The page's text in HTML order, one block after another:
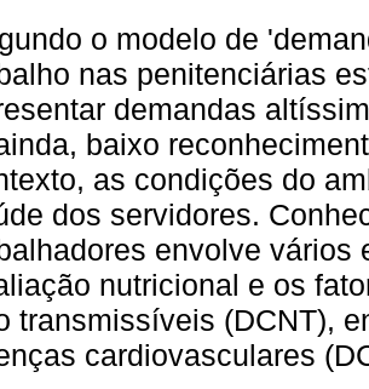
o modelo de
nas penitenciárias
demandas
baixo
as condições do
dos servidores.
envolve vários
nutricional e os
transmissíveis (DCNT),
cardiovasculares